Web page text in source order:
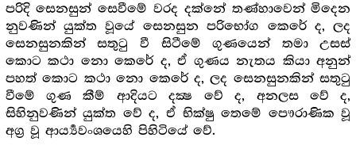
පරිදි සෙනසුන් සෙවීමේ වරද දක්නේ තණ්හාවෙන් මිදෙන
නුවණින් යුක්ත වූයේ සෙනසුන පරිභෝග කෙරේ ද, ලද
සෙනසුනකින් සතුටු වී සිටීමේ ගුණයෙන් තමා උසස්
කොට කථා නො කෙරේ ද, ඒ ගුණය නැතය කියා අනුන්
පහත් කොට කථා නො කෙරේ ද, ලද සෙනසුනකින් සතුටු
වීමේ ගුණ කීම් ආදියට දක්‍ෂ වේ ද, අනලස වේ ද,
සිහිනුවණින් යුක්ත වේ ද, ඒ භික්ෂු තෙමේ පෞරාණික වූ
අග්‍ර‍ වූ ආර්‍ය්‍යවංශයෙහි පිහිටියේ වේ.